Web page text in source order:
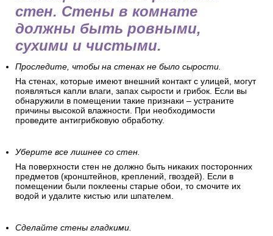
стен. Стены в комнате
должны быть ровными,
сухими и чистыми.
Проследите, чтобы на стенах не было сырости.
На стенах, которые имеют внешний контакт с улицей, могут
появляться капли влаги, запах сырости и грибок. Если вы
обнаружили в помещении такие признаки – устраните
причины высокой влажности. При необходимости
проведите антигрибковую обработку.
Уберите все лишнее со стен.
На поверхности стен не должно быть никаких посторонних
предметов (кронштейнов, креплений, гвоздей). Если в
помещении были поклеены старые обои, то смочите их
водой и удалите кистью или шпателем.
Сделайте стены гладкими.